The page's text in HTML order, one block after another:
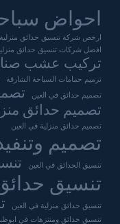
احواض
ارخص شركة تنسيق حدائق
افضل شركات تنسيق حدائق
تركيب عشب
ترميم حمامات السباحة الشارقة
تصميم حدائق في العين
تصميم حدائق
تصميم حدائق منزلية في العين
تصميم
تنسيق الحدائق في العين
تنسيق
تنسيق حدائق منزلية في العين
تنسيق حدائق ومنتزهات في